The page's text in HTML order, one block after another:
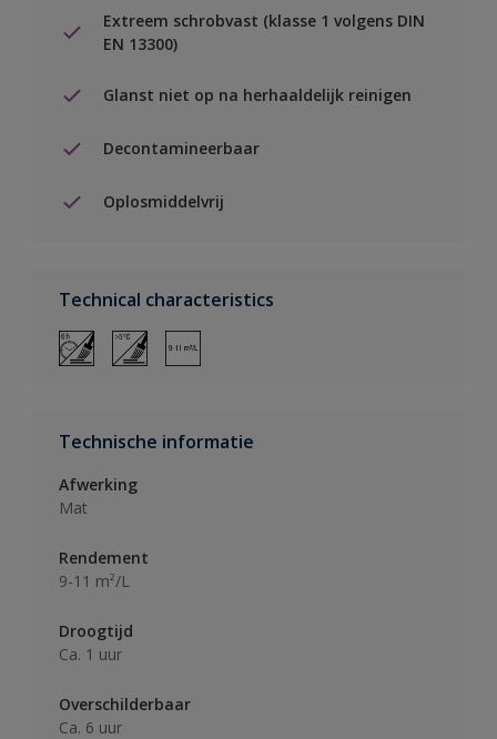
Extreem schrobvast (klasse 1 volgens DIN
EN 13300)
Glanst niet op na herhaaldelijk reinigen
Decontamineerbaar
Oplosmiddelvrij
Technical characteristics
Technische informatie
Afwerking
Mat
Rendement
9-11 m²/L
Droogtijd
Ca. 1 uur
Overschilderbaar
Ca. 6 uur